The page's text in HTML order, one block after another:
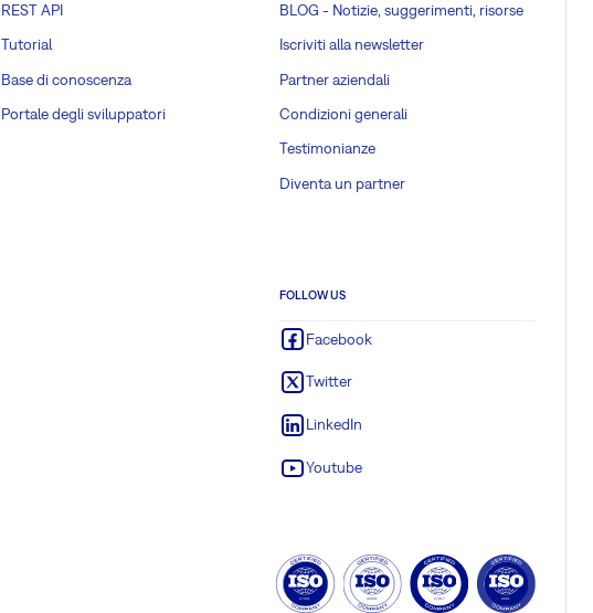
REST API
Tutorial
Base di conoscenza
Portale degli sviluppatori
BLOG - Notizie, suggerimenti, risorse
Iscriviti alla newsletter
Partner aziendali
Condizioni generali
Testimonianze
Diventa un partner
FOLLOW US
Facebook
Twitter
LinkedIn
Youtube